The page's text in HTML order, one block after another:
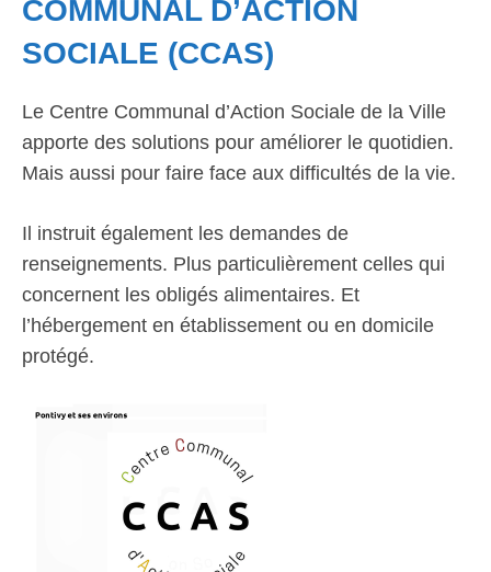
COMMUNAL D’ACTION
SOCIALE (CCAS)
Le Centre Communal d’Action Sociale de la Ville
apporte des solutions pour améliorer le quotidien.
Mais aussi pour faire face aux difficultés de la vie.
Il instruit également les demandes de
renseignements. Plus particulièrement celles qui
concernent les obligés alimentaires. Et
l’hébergement en établissement ou en domicile
protégé.